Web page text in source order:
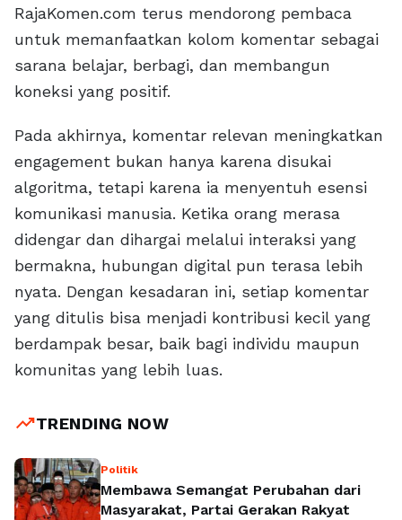
RajaKomen.com terus mendorong pembaca
untuk memanfaatkan kolom komentar sebagai
sarana belajar, berbagi, dan membangun
koneksi yang positif.
Pada akhirnya, komentar relevan meningkatkan
engagement bukan hanya karena disukai
algoritma, tetapi karena ia menyentuh esensi
komunikasi manusia. Ketika orang merasa
didengar dan dihargai melalui interaksi yang
bermakna, hubungan digital pun terasa lebih
nyata. Dengan kesadaran ini, setiap komentar
yang ditulis bisa menjadi kontribusi kecil yang
berdampak besar, baik bagi individu maupun
komunitas yang lebih luas.
trending_upTRENDING NOW
Politik
Membawa Semangat Perubahan dari
Masyarakat, Partai Gerakan Rakyat